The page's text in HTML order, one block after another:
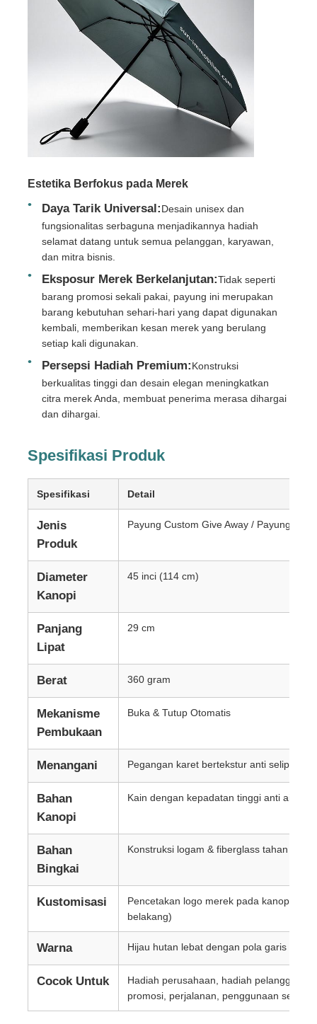
Estetika Berfokus pada Merek
Daya Tarik Universal:Desain unisex dan
fungsionalitas serbaguna menjadikannya hadiah
selamat datang untuk semua pelanggan, karyawan,
dan mitra bisnis.
Eksposur Merek Berkelanjutan:Tidak seperti
barang promosi sekali pakai, payung ini merupakan
barang kebutuhan sehari-hari yang dapat digunakan
kembali, memberikan kesan merek yang berulang
setiap kali digunakan.
Persepsi Hadiah Premium:Konstruksi
berkualitas tinggi dan desain elegan meningkatkan
citra merek Anda, membuat penerima merasa dihargai
dan dihargai.
Spesifikasi Produk
Spesifikasi Detail
Jenis
Produk
Payung Custom Give Away / Payung
Diameter
Kanopi
45 inci (114 cm)
Panjang
Lipat
29 cm
Berat 360 gram
Mekanisme
Pembukaan
Buka & Tutup Otomatis
Menangani Pegangan karet bertekstur anti selip
Bahan
Kanopi
Kain dengan kepadatan tinggi anti air
Bahan
Bingkai
Konstruksi logam & fiberglass tahan
Kustomisasi
Pencetakan logo merek pada kanopi
belakang)
Warna Hijau hutan lebat dengan pola garis halus
Cocok Untuk
Hadiah perusahaan, hadiah pelanggan,
promosi, perjalanan, penggunaan sehari-